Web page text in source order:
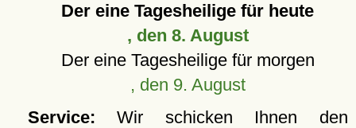
Der eine Tagesheilige für heute
, den 8. August
Der eine Tagesheilige für morgen
, den 9. August
Service: Wir schicken Ihnen den